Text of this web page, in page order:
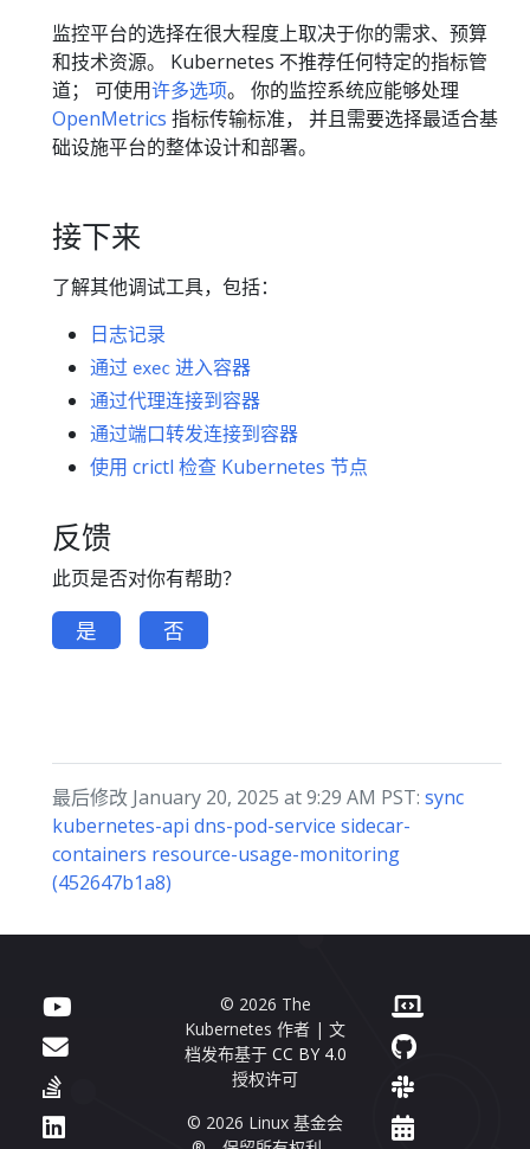
监控平台的选择在很大程度上取决于你的需求、预算
和技术资源。 Kubernetes 不推荐任何特定的指标管
道； 可使用许多选项。 你的监控系统应能够处理
OpenMetrics 指标传输标准， 并且需要选择最适合基
础设施平台的整体设计和部署。
接下来
了解其他调试工具，包括：
日志记录
通过 exec 进入容器
通过代理连接到容器
通过端口转发连接到容器
使用 crictl 检查 Kubernetes 节点
反馈
此页是否对你有帮助？
是 否
最后修改 January 20, 2025 at 9:29 AM PST: sync
kubernetes-api dns-pod-service sidecar-
containers resource-usage-monitoring
(452647b1a8)
© 2026 The
Kubernetes 作者 | 文
档发布基于 CC BY 4.0
授权许可
© 2026 Linux 基金会